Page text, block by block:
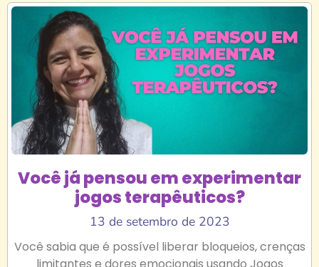
Você já pensou em experimentar
jogos terapêuticos?
13 de setembro de 2023
Você sabia que é possível liberar bloqueios, crenças